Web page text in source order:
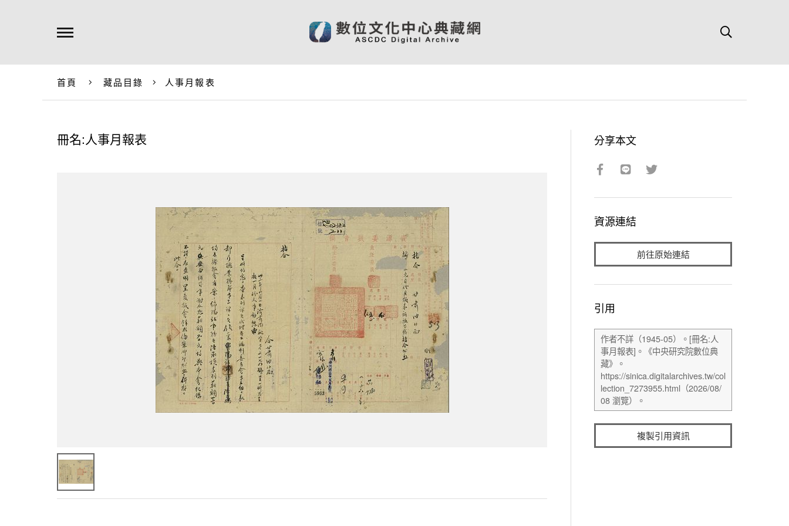
首頁 藏品目錄 人事月報表
冊名:人事月報表 分享本文
資源連結
前往原始連結
引用
複製引用資訊